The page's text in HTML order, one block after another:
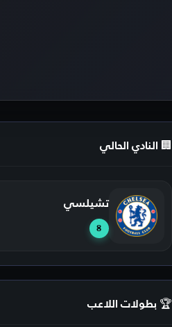
🏢 النادي الحالي
تشيلسي
8
🏆 بطولات اللاعب